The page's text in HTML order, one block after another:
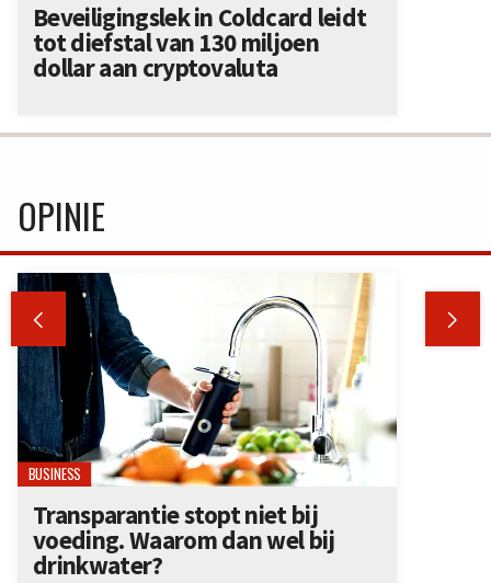
Beveiligingslek in Coldcard leidt
tot diefstal van 130 miljoen
dollar aan cryptovaluta
OPINIE
 
BUSINESS
Transparantie stopt niet bij
voeding. Waarom dan wel bij
drinkwater?